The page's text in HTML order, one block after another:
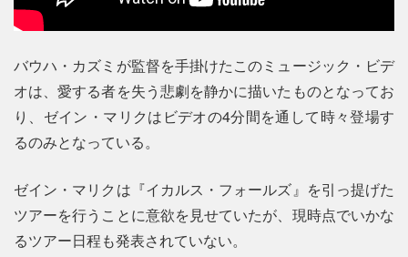
バウハ・カズミが監督を手掛けたこのミュージック・ビデ
オは、愛する者を失う悲劇を静かに描いたものとなってお
り、ゼイン・マリクはビデオの4分間を通して時々登場す
るのみとなっている。
ゼイン・マリクは『イカルス・フォールズ』を引っ提げた
ツアーを行うことに意欲を見せていたが、現時点でいかな
るツアー日程も発表されていない。